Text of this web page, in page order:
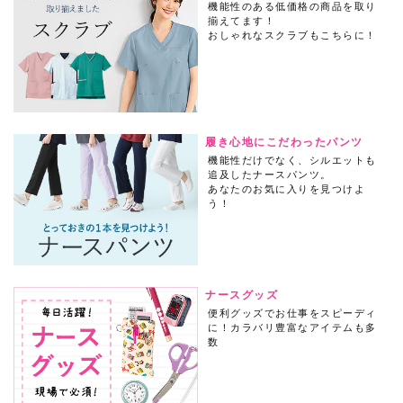
機能性のある低価格の商品を取り
揃えてます！
おしゃれなスクラブもこちらに！
履き心地にこだわったパンツ
機能性だけでなく、シルエットも
追及したナースパンツ。
あなたのお気に入りを見つけよ
う！
ナースグッズ
便利グッズでお仕事をスピーディ
に！カラバリ豊富なアイテムも多
数